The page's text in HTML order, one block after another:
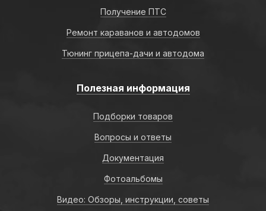
Получение ПТС
Ремонт караванов и автодомов
Тюнинг прицепа-дачи и автодома
Полезная информация
Подборки товаров
Вопросы и ответы
Документация
Фотоальбомы
Видео: Обзоры, инструкции, советы